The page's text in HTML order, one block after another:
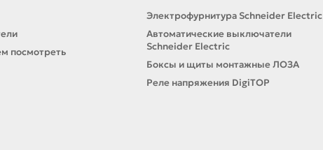
посмотреть
Электрофурнитура Schneider Electric
Автоматические выключатели
Schneider Electric
Боксы и щиты монтажные ЛОЗА
Реле напряжения DigiTOP